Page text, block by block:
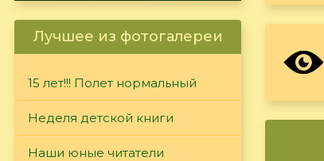
Лучшее из фотогалереи
15 лет!!! Полет нормальный
Неделя детской книги
Наши юные читатели